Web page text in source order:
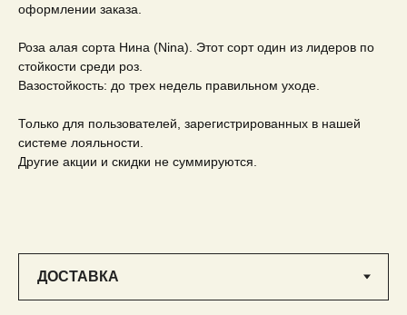
оформлении заказа.
Роза алая сорта Нина (Nina). Этот сорт один из лидеров по
стойкости среди роз.
Вазостойкость: до трех недель правильном уходе.
Только для пользователей, зарегистрированных в нашей
системе лояльности.
Другие акции и скидки не суммируются.